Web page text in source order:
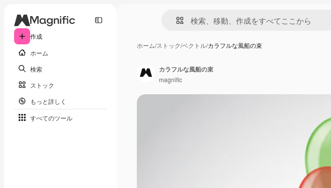
作成
ホーム
検索
ストック
もっと詳しく
すべてのツール
ホーム/ストック/ベクトル/カラフルな風船の束
カラフルな風船の束
magnific